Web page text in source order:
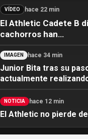
VÍDEO hace 22 min
El Athletic Cadete B
cachorros han…
IMAGEN hace 34 min
Junior Bita tras su
actualmente
NOTICIA hace 12 min
El Athletic no pierde